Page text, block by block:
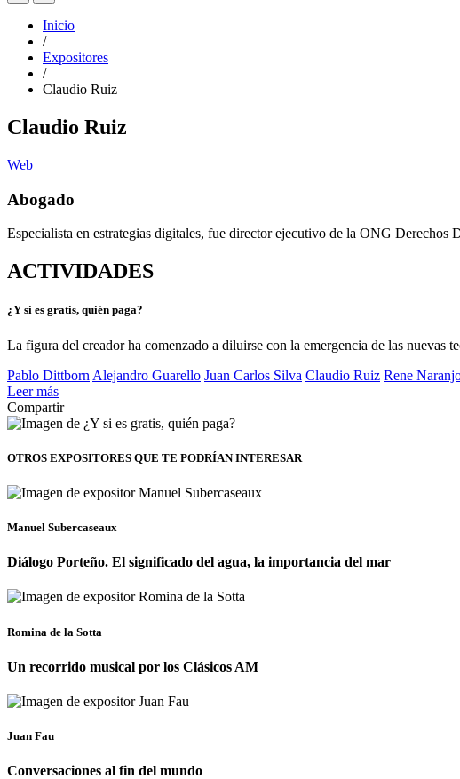
Inicio
/
Expositores
/
Claudio Ruiz
Claudio Ruiz
Web
Abogado
Especialista en estrategias digitales, fue director ejecutivo de la ONG
ACTIVIDADES
¿Y si es gratis, quién paga?
La figura del creador ha comenzado a diluirse con la emergencia de las nuevas
Pablo Dittborn Alejandro Guarello Juan Carlos Silva Claudio Ruiz Rene
Leer más
Compartir
OTROS EXPOSITORES QUE TE PODRÍAN INTERESAR
Manuel Subercaseaux
Diálogo Porteño. El significado del agua, la importancia del mar
Romina de la Sotta
Un recorrido musical por los Clásicos AM
Juan Fau
Conversaciones al fin del mundo